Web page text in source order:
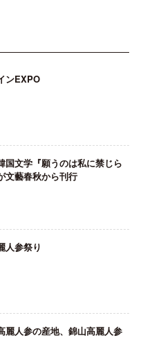
ンEXPO
国文学『願うのは私に禁じら
文藝春秋から刊行
人参祭り
麗人参の産地、錦山高麗人参